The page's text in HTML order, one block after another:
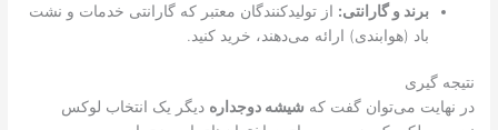
برند و گارانتی: از تولیدکنندگان معتبر که گارانتی خدمات و نشت
باد (هوابندی) ارائه می‌دهند، خرید کنید.
نتیجه گیری
در نهایت می‌توان گفت که شیشه دوجداره دیگر یک انتخاب لوکس